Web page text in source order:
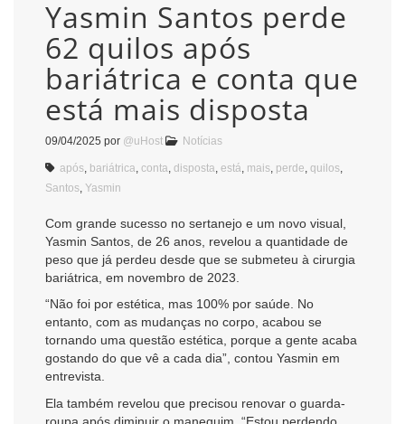
Yasmin Santos perde
62 quilos após
bariátrica e conta que
está mais disposta
09/04/2025 por @uHost Notícias
após bariátrica conta disposta está mais perde quilos
Santos Yasmin
Com grande sucesso no sertanejo e um novo visual,
Yasmin Santos, de 26 anos, revelou a quantidade de
peso que já perdeu desde que se submeteu à cirurgia
bariátrica, em novembro de 2023.
“Não foi por estética, mas 100% por saúde. No
entanto, com as mudanças no corpo, acabou se
tornando uma questão estética, porque a gente acaba
gostando do que vê a cada dia”, contou Yasmin em
entrevista.
Ela também revelou que precisou renovar o guarda-
roupa após diminuir o manequim. “Estou perdendo